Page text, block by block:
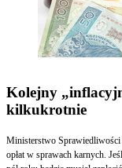
Kolejny
kilkukrotnie
Ministerstwo
opłat w sprawach karnych.